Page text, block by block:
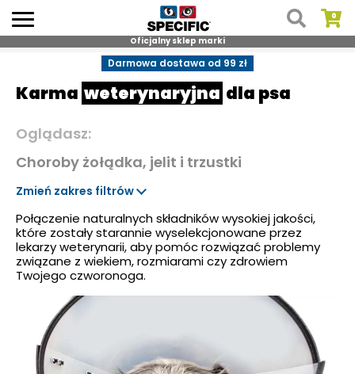
content
Oficjalny sklep marki
Darmowa dostawa od 99 zł
Karma weterynaryjna dla psa
Oglądasz:
Choroby żołądka, jelit i trzustki
Zmień zakres filtrów
Połączenie naturalnych składników wysokiej jakości,
które zostały starannie wyselekcjonowane przez
lekarzy weterynarii, aby pomóc rozwiązać problemy
związane z wiekiem, rozmiarami czy zdrowiem
Twojego czworonoga.